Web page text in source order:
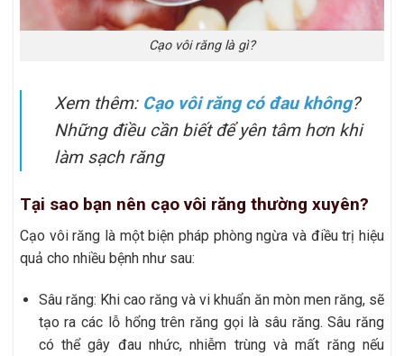
Cạo vôi răng là gì?
Xem thêm: Cạo vôi răng có đau không?
Những điều cần biết để yên tâm hơn khi
làm sạch răng
Tại sao bạn nên cạo vôi răng thường xuyên?
Cạo vôi răng là một biện pháp phòng ngừa và điều trị hiệu
quả cho nhiều bệnh như sau:
Sâu răng: Khi cao răng và vi khuẩn ăn mòn men răng, sẽ
tạo ra các lỗ hổng trên răng gọi là sâu răng. Sâu răng
có thể gây đau nhức, nhiễm trùng và mất răng nếu